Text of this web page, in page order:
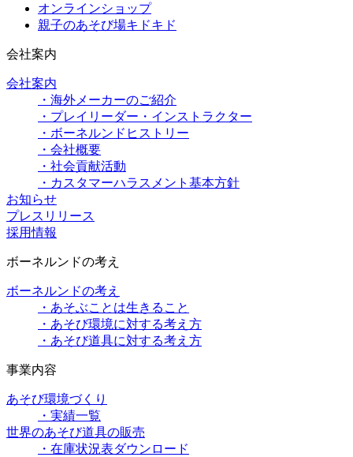
オンラインショップ
親子のあそび場キドキド
会社案内
会社案内
・海外メーカーのご紹介
・プレイリーダー・インストラクター
・ボーネルンドヒストリー
・会社概要
・社会貢献活動
・カスタマーハラスメント基本方針
お知らせ
プレスリリース
採用情報
ボーネルンドの考え
ボーネルンドの考え
・あそぶことは生きること
・あそび環境に対する考え方
・あそび道具に対する考え方
事業内容
あそび環境づくり
・実績一覧
世界のあそび道具の販売
・在庫状況表ダウンロード